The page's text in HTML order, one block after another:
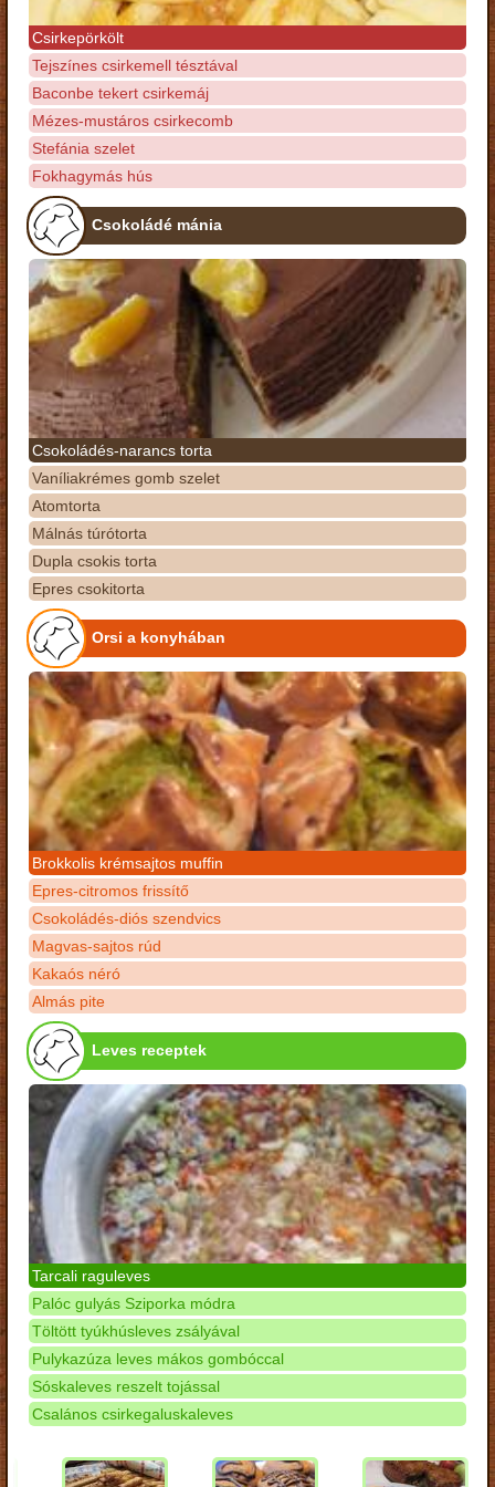
Csirkepörkölt
Tejszínes csirkemell tésztával
Baconbe tekert csirkemáj
Mézes-mustáros csirkecomb
Stefánia szelet
Fokhagymás hús
Csokoládé mánia
Csokoládés-narancs torta
Vaníliakrémes gomb szelet
Atomtorta
Málnás túrótorta
Dupla csokis torta
Epres csokitorta
Orsi a konyhában
Brokkolis krémsajtos muffin
Epres-citromos frissítő
Csokoládés-diós szendvics
Magvas-sajtos rúd
Kakaós néró
Almás pite
Leves receptek
Tarcali raguleves
Palóc gulyás Sziporka módra
Töltött tyúkhúsleves zsályával
Pulykazúza leves mákos gombóccal
Sóskaleves reszelt tojással
Csalános csirkegaluskaleves